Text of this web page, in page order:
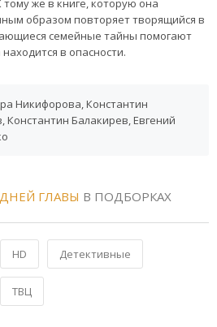
же в книге, которую она
образом повторяет творящийся в
семейные тайны помогают
в опасности.
Никифорова, Константин
Константин Балакирев, Евгений
ГЛАВЫ В ПОДБОРКАХ
HD Детективные
ТВЦ